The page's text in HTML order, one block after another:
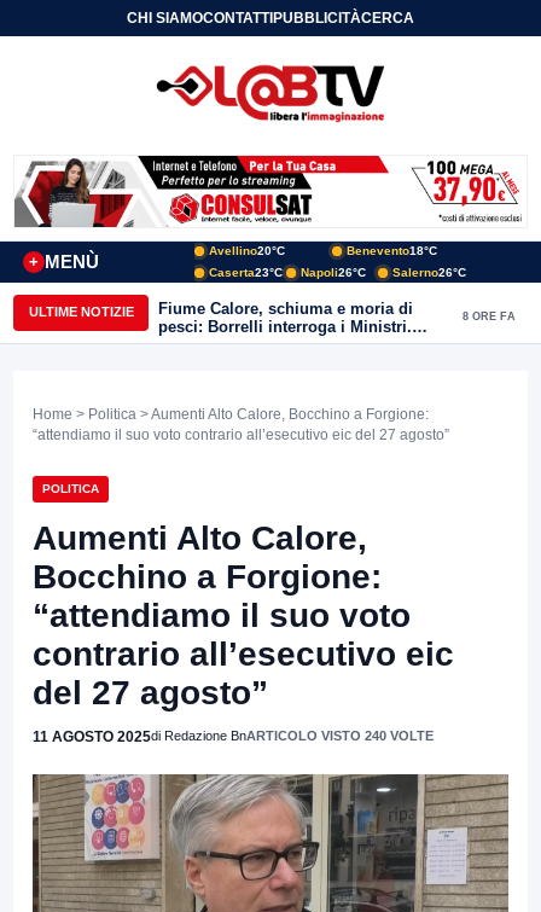
CHI SIAMOCONTATTIPUBBLICITÀCERCA
MENÙ
+
Avellino20°C Benevento18°C
Caserta23°C Napoli26°C Salerno26°C
ULTIME NOTIZIE
Fiume Calore, schiuma e moria di
pesci: Borrelli interroga i Ministri.
“Benevento paga l’assenza del
8 ORE FA
Home > Politica > Aumenti Alto Calore, Bocchino a Forgione:
“attendiamo il suo voto contrario all’esecutivo eic del 27 agosto”
POLITICA
Aumenti Alto Calore,
Bocchino a Forgione:
“attendiamo il suo voto
contrario all’esecutivo eic
del 27 agosto”
11 AGOSTO 2025di Redazione BnARTICOLO VISTO 240 VOLTE